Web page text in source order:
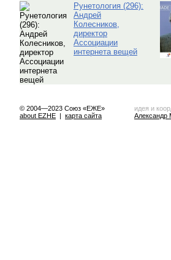
Рунетология (296):
Андрей
Колесников,
директор
Ассоциации
интернета вещей
© 2004—2023 Союз «ЕЖЕ»
about EZHE | карта сайта
идея и
Александр